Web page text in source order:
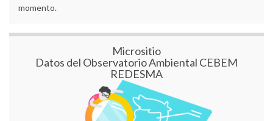
momento.
Micrositio
Datos del Observatorio Ambiental CEBEM
REDESMA